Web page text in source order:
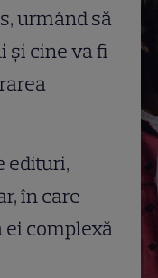
urmând să
şi cine va fi
edituri,
în care
ei complexă